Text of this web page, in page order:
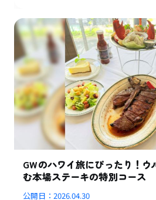
GWのハワイ旅にぴったり！
む本場ステーキの特別コース
公開日：2026.04.30